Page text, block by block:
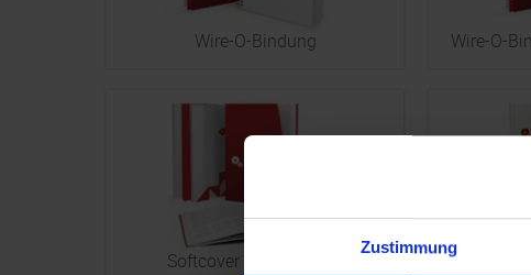
Zustimmung
Wire-O-Bindung Wire-O-
Softcover (Offsetdruck)